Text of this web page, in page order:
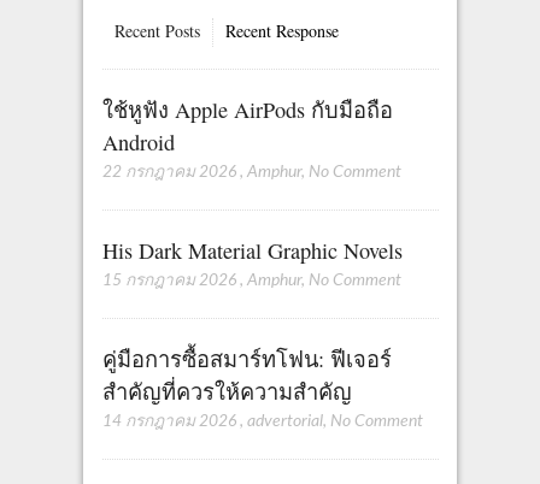
Recent Posts Recent Response
ใช้หูฟัง Apple AirPods กับมือถือ
Android
22 กรกฎาคม 2026 , Amphur, No Comment
His Dark Material Graphic Novels
15 กรกฎาคม 2026 , Amphur, No Comment
คู่มือการซื้อสมาร์ทโฟน: ฟีเจอร์
สำคัญที่ควรให้ความสำคัญ
14 กรกฎาคม 2026 , advertorial, No Comment